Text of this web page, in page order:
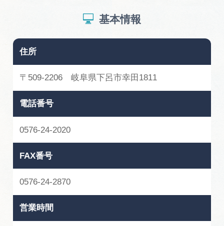
基本情報
住所
〒509-2206 岐阜県下呂市幸田1811
電話番号
0576-24-2020
FAX番号
0576-24-2870
営業時間